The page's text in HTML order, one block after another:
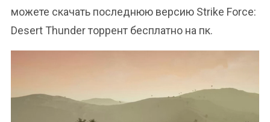
можете скачать последнюю версию Strike Force:
Desert Thunder торрент бесплатно на пк.